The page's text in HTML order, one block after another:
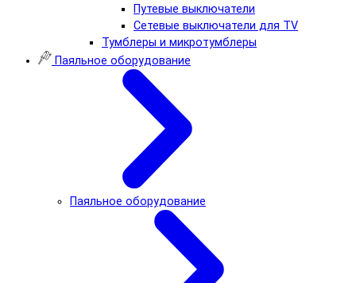
Путевые выключатели
Сетевые выключатели для TV
Тумблеры и микротумблеры
Паяльное оборудование
Паяльное оборудование